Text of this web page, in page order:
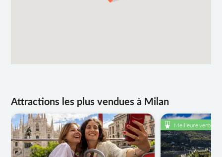
Attractions les plus vendues à Milan
Meilleure vente